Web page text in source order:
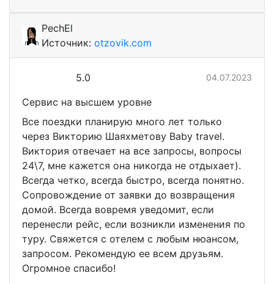
PechEl
Источник: otzovik.com
5.0 04.07.2023
Сервис на высшем уровне
Все поездки планирую много лет только
через Викторию Шаяхметову Baby travel.
Виктория отвечает на все запросы, вопросы
24\7, мне кажется она никогда не отдыхает).
Всегда четко, всегда быстро, всегда понятно.
Сопровождение от заявки до возвращения
домой. Всегда вовремя уведомит, если
перенесли рейс, если возникли изменения по
туру. Свяжется с отелем с любым нюансом,
запросом. Рекомендую ее всем друзьям.
Огромное спасибо!